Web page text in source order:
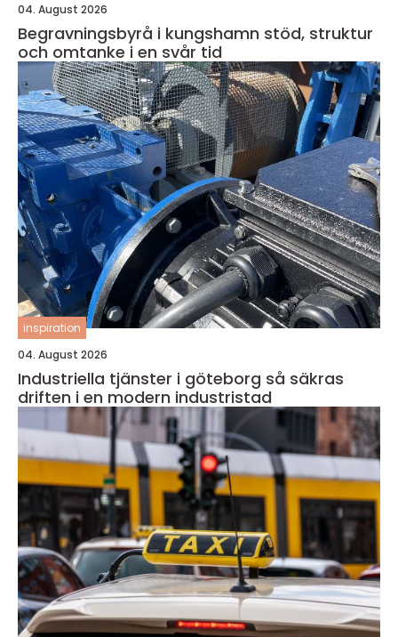
04. August 2026
Begravningsbyrå i kungshamn stöd, struktur
och omtanke i en svår tid
inspiration
04. August 2026
Industriella tjänster i göteborg så säkras
driften i en modern industristad